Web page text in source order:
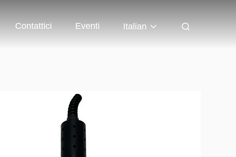
Contattici Eventi Italian